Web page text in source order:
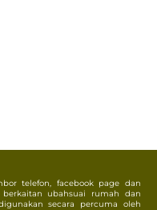
telefon, facebook page dan
ubahsuai rumah dan
secara percuma oleh